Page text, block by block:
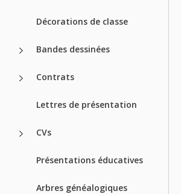
Décorations de classe
Bandes dessinées
Contrats
Lettres de présentation
CVs
Présentations éducatives
Arbres généalogiques